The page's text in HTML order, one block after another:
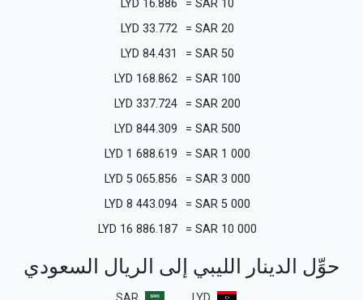
10
SAR
=
16.886
LYD
20
SAR
=
33.772
LYD
50
SAR
=
84.431
LYD
100
SAR
=
168.862
LYD
200
SAR
=
337.724
LYD
500
SAR
=
844.309
LYD
1 000
SAR
=
1 688.619
LYD
3 000
SAR
=
5 065.856
LYD
5 000
SAR
=
8 443.094
LYD
10 000
SAR
=
16 886.187
LYD
حوِّل الدينار الليبي إلى الريال السعودي